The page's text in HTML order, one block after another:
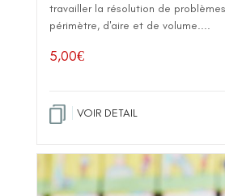
travailler la résolution de
périmètre, d'aire et de volume....
5,00€
VOIR DETAIL